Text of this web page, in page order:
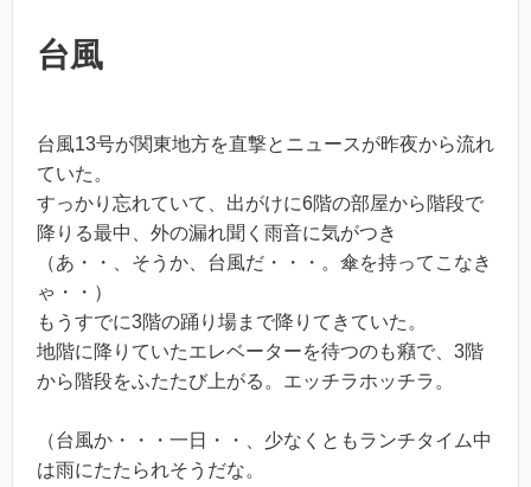
台風
台風13号が関東地方を直撃とニュースが昨夜から流れ
ていた。
すっかり忘れていて、出がけに6階の部屋から階段で
降りる最中、外の漏れ聞く雨音に気がつき
（あ・・、そうか、台風だ・・・。傘を持ってこなき
ゃ・・）
もうすでに3階の踊り場まで降りてきていた。
地階に降りていたエレベーターを待つのも癪で、3階
から階段をふたたび上がる。エッチラホッチラ。
（台風か・・・一日・・、少なくともランチタイム中
は雨にたたられそうだな。